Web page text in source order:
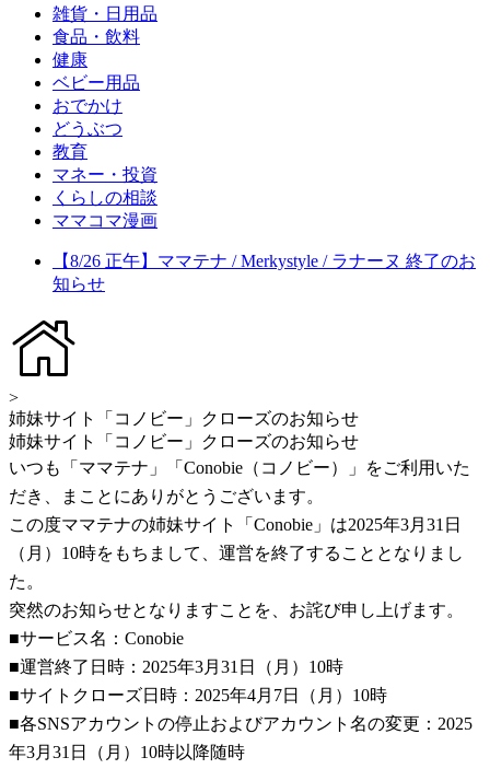
雑貨・日用品
食品・飲料
健康
ベビー用品
おでかけ
どうぶつ
教育
マネー・投資
くらしの相談
ママコマ漫画
【8/26 正午】ママテナ / Merkystyle / ラナーヌ 終了のお
知らせ
>
姉妹サイト「コノビー」クローズのお知らせ
姉妹サイト「コノビー」クローズのお知らせ
いつも「ママテナ」「Conobie（コノビー）」をご利用いた
だき、まことにありがとうございます。
この度ママテナの姉妹サイト「Conobie」は2025年3月31日
（月）10時をもちまして、運営を終了することとなりまし
た。
突然のお知らせとなりますことを、お詫び申し上げます。
■サービス名：Conobie
■運営終了日時：2025年3月31日（月）10時
■サイトクローズ日時：2025年4月7日（月）10時
■各SNSアカウントの停止およびアカウント名の変更：2025
年3月31日（月）10時以降随時